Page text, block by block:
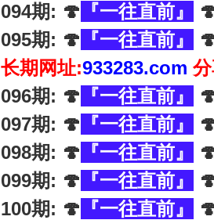
094期: 🍄 『一往直前』
095期: 🍄 『一往直前』
长期网址:933283.com
096期: 🍄 『一往直前』
097期: 🍄 『一往直前』
098期: 🍄 『一往直前』
099期: 🍄 『一往直前』
100期: 🍄 『一往直前』